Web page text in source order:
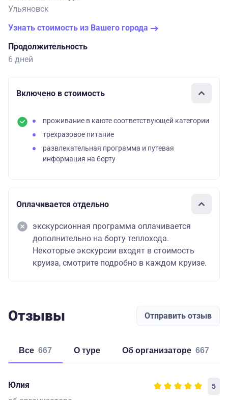
Ульяновск
Узнать стоимость из Вашего города
Продолжительность
6 дней
Включено в стоимость
проживание в каюте соответствующей категории
трехразовое питание
развлекательная программа и путевая
информация на борту
Оплачивается отдельно
экскурсионная программа оплачивается
дополнительно на борту теплохода.
Некоторые экскурсии входят в стоимость
круиза, смотрите подробно в каждом круизе.
Отзывы Отправить отзыв
Все 667 о туре об организаторе 667
Юлия 5